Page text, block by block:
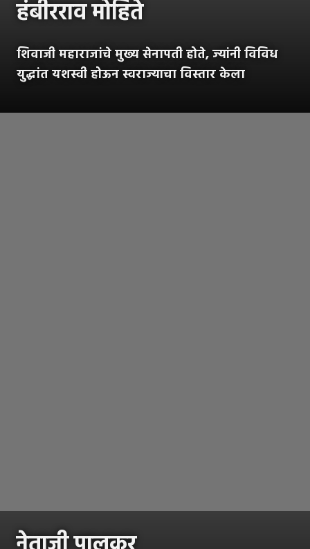
हंबीरराव मोहिते
शिवाजी महाराजांचे मुख्य सेनापती होते, ज्यांनी विविध
युद्धांत यशस्वी होऊन स्वराज्याचा विस्तार केला